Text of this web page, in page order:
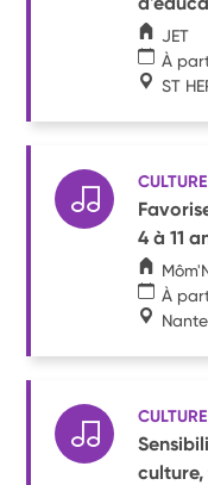
JET
À
ST
4 à 11
À